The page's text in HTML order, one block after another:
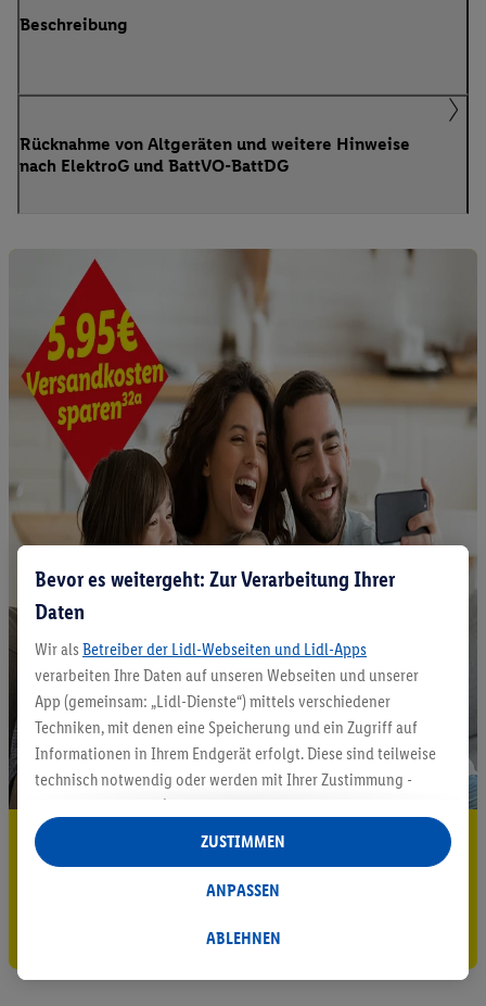
Beschreibung
Rücknahme von Altgeräten und weitere Hinweise
nach ElektroG und BattVO-BattDG
5.95 € Versand sparen³²ᵃ
Gutschein sichern!
Bevor es weitergeht: Zur Verarbeitung Ihrer
Daten
Wir als Betreiber der Lidl-Webseiten und Lidl-Apps
verarbeiten Ihre Daten auf unseren Webseiten und unserer
App (gemeinsam: „Lidl-Dienste“) mittels verschiedener
Techniken, mit denen eine Speicherung und ein Zugriff auf
Informationen in Ihrem Endgerät erfolgt. Diese sind teilweise
technisch notwendig oder werden mit Ihrer Zustimmung -
auch durch Partner (u.a.
Verantwortliche; im Zusammenhang mit dem IAB TCF
insgesamt
Statistik-Erstellung oder für personalisierte Werbung
Datenverarbeitungen für personalisierte Werbung werden
ABLEHNEN
ANPASSEN
ZUSTIMMEN